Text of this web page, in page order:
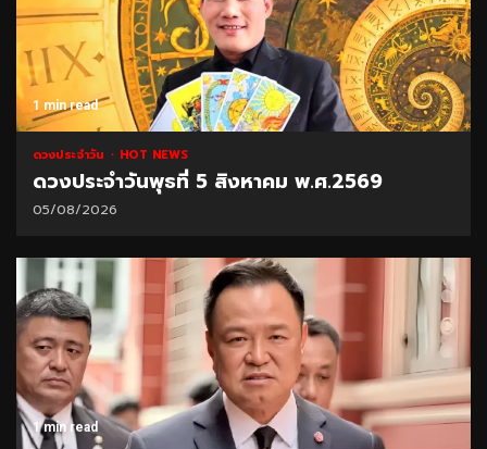
1 min read
ดวงประจำวัน HOT NEWS
ดวงประจำวันพุธที่ 5 สิงหาคม พ.ศ.2569
05/08/2026
1 min read